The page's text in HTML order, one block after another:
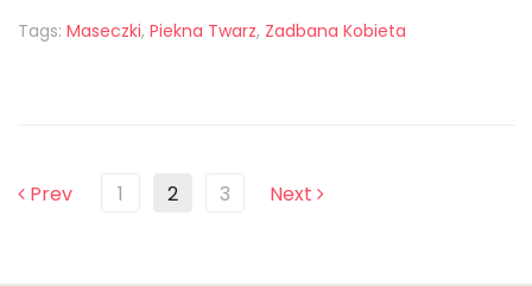
Tags: Maseczki, Piekna Twarz, Zadbana Kobieta
Prev 1 2 3 Next